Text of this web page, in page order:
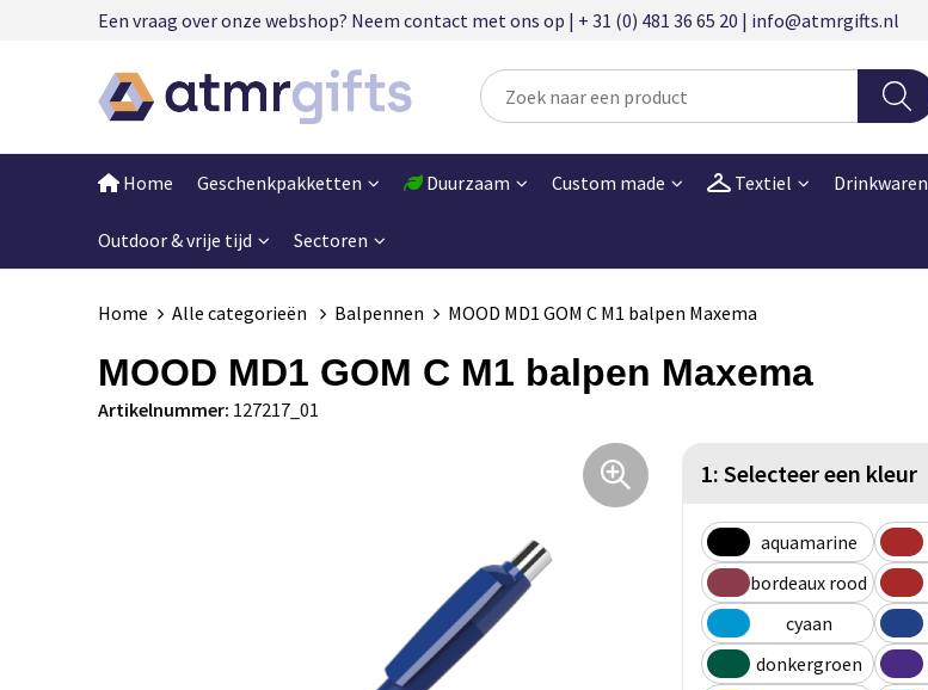
Een vraag over onze webshop? Neem contact met ons op | + 31 (0) 481 36 65 20 | info@atmrgifts.nl
Home Geschenkpakketten Duurzaam Custom made Textiel Drinkwaren
Outdoor & vrije tijd Sectoren
Home Alle categorieën Balpennen MOOD MD1 GOM C M1 balpen Maxema
MOOD MD1 GOM C M1 balpen Maxema
Artikelnummer: 127217_01
1: Selecteer een kleur
aquamarine
bordeaux rood
cyaan
donkergroen